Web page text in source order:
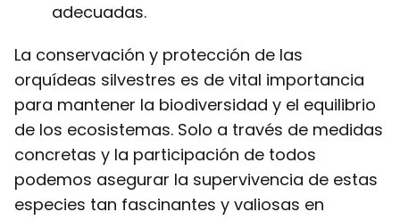
adecuadas.
La conservación y protección de las
orquídeas silvestres es de vital importancia
para mantener la biodiversidad y el equilibrio
de los ecosistemas. Solo a través de medidas
concretas y la participación de todos
podemos asegurar la supervivencia de estas
especies tan fascinantes y valiosas en